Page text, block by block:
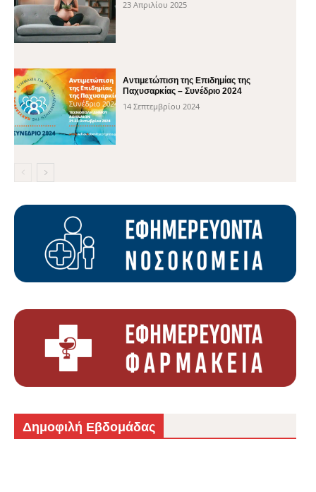
23 Απριλίου 2025
Αντιμετώπιση της Επιδημίας της
Παχυσαρκίας – Συνέδριο 2024
14 Σεπτεμβρίου 2024
Δημοφιλή Εβδομάδας